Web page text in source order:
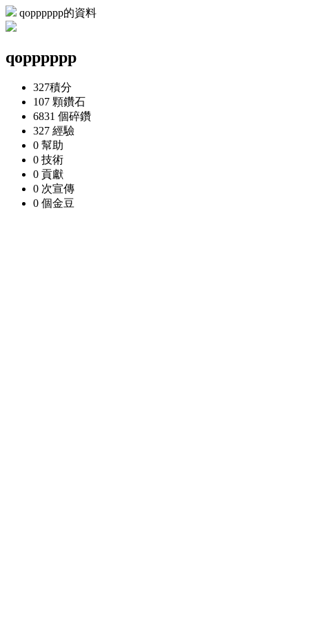
qopppppp的資料
qopppppp
327積分
107 顆鑽石
6831 個碎鑽
327 經驗
0 幫助
0 技術
0 貢獻
0 次宣傳
0 個金豆